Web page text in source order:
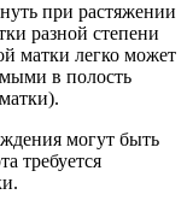
при растяжении
разной степени
матки легко может
в полость
могут быть
требуется